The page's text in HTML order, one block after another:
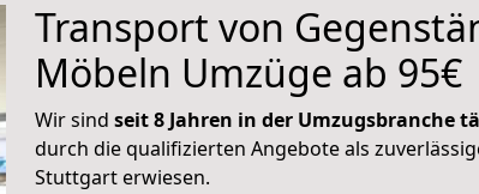
Transport von
Möbeln Umzüge ab 95€
Wir sind seit 8 Jahren in der Umzugsbranche
durch die qualifizierten Angebote als
Stuttgart erwiesen.